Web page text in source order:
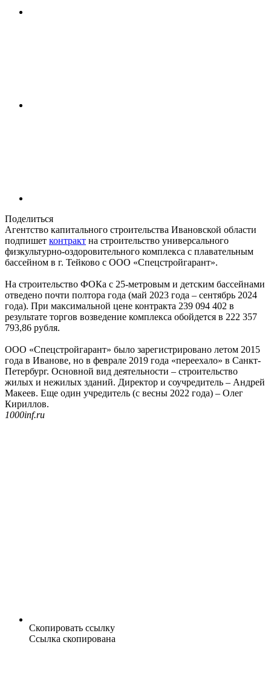
Поделиться
Агентство капитального строительства Ивановской области
подпишет контракт на строительство универсального
физкультурно-оздоровительного комплекса с плавательным
бассейном в г. Тейково с ООО «Спецстройгарант».
На строительство ФОКа с 25-метровым и детским бассейнами
отведено почти полтора года (май 2023 года – сентябрь 2024
года). При максимальной цене контракта 239 094 402 в
результате торгов возведение комплекса обойдется в 222 357
793,86 рубля.
ООО «Спецстройгарант» было зарегистрировано летом 2015
года в Иванове, но в феврале 2019 года «переехало» в Санкт-
Петербург. Основной вид деятельности – строительство
жилых и нежилых зданий. Директор и соучредитель – Андрей
Макеев. Еще один учредитель (с весны 2022 года) – Олег
Кириллов.
1000inf.ru
Скопировать ссылку
Ссылка скопирована